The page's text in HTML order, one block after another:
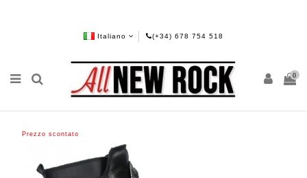
Italiano (+34) 678 754 518
0
Prezzo scontato